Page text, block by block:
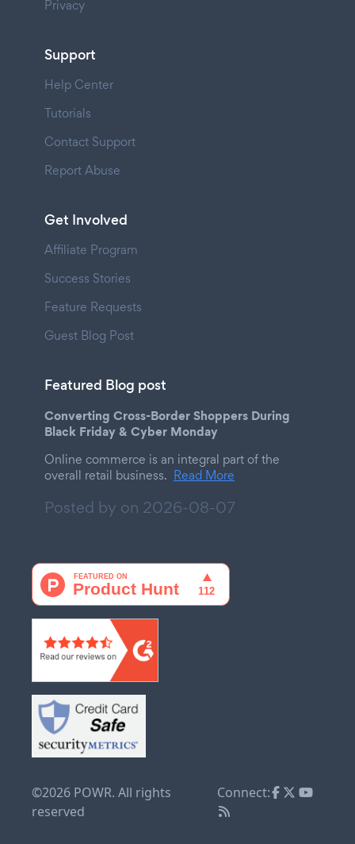
Privacy
Support
Help Center
Tutorials
Contact Support
Report Abuse
Get Involved
Affiliate Program
Success Stories
Feature Requests
Guest Blog Post
Featured Blog post
Converting Cross-Border Shoppers During
Black Friday & Cyber Monday
Online commerce is an integral part of the
overall retail business. Read More
Posted by on 2026-08-07
©2026 POWR. All rights
reserved
Connect: